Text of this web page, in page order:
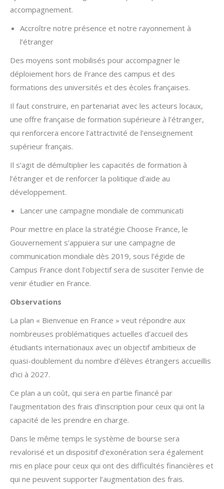
accompagnement.
Accroître notre présence et notre rayonnement à
l’étranger
Des moyens sont mobilisés pour accompagner le
déploiement hors de France des campus et des
formations des universités et des écoles françaises.
Il faut construire, en partenariat avec les acteurs locaux,
une offre française de formation supérieure à l’étranger,
qui renforcera encore l’attractivité de l’enseignement
supérieur français.
Il s’agit de démultiplier les capacités de formation à
l’étranger et de renforcer la politique d’aide au
développement.
Lancer une campagne mondiale de communicati
Pour mettre en place la stratégie Choose France, le
Gouvernement s’appuiera sur une campagne de
communication mondiale dès 2019, sous l’égide de
Campus France dont l’objectif sera de susciter l’envie de
venir étudier en France.
Observations
La plan « Bienvenue en France » veut répondre aux
nombreuses problématiques actuelles d’accueil des
étudiants internationaux avec un objectif ambitieux de
quasi-doublement du nombre d’élèves étrangers accueillis
d’ici à 2027.
Ce plan a un coût, qui sera en partie financé par
l’augmentation des frais d’inscription pour ceux qui ont la
capacité de les prendre en charge.
Dans le même temps le système de bourse sera
revalorisé et un dispositif d’exonération sera également
mis en place pour ceux qui ont des difficultés financières et
qui ne peuvent supporter l’augmentation des frais.